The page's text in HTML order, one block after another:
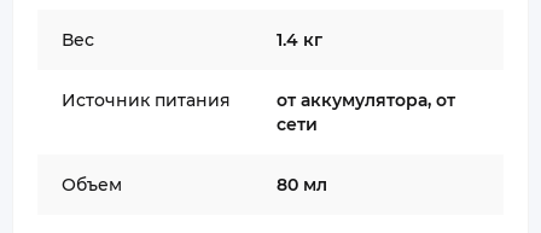
Вес 1.4 кг
Источник питания
от аккумулятора, от
сети
Объем 80 мл